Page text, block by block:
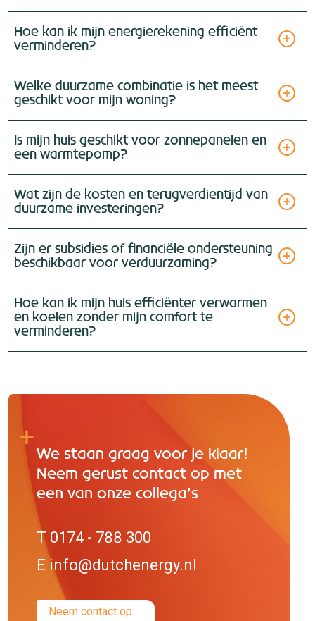
Hoe kan ik mijn energierekening efficiënt
verminderen?
Welke duurzame combinatie is het meest
geschikt voor mijn woning?
Is mijn huis geschikt voor zonnepanelen en
een warmtepomp?
Wat zijn de kosten en terugverdientijd van
duurzame investeringen?
Zijn er subsidies of financiële ondersteuning
beschikbaar voor verduurzaming?
Hoe kan ik mijn huis efficiënter verwarmen
en koelen zonder mijn comfort te
verminderen?
We staan graag voor je klaar!
Neem gerust contact op met
een van onze collega’s
T 0174 - 788 300
E info@dutchenergy.nl
Neem contact op